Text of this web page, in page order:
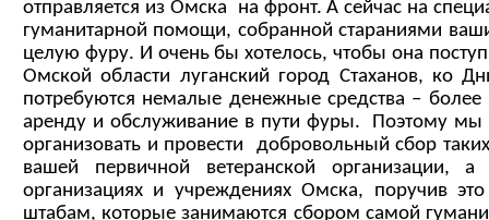
отправляется из Омска на фронт. А сейчас на
гуманитарной помощи, собранной стараниями
целую фуру. И очень бы хотелось, чтобы она
Омской области луганский город Стаханов, ко
потребуются немалые денежные средства –
аренду и обслуживание в пути фуры. Поэтому мы
организовать и провести добровольный сбор
вашей первичной ветеранской организации,
организациях и учреждениях Омска, поручив
штабам, которые занимаются сбором самой